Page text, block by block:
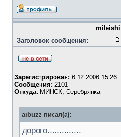
mileishi
Заголовок сообщения:
Зарегистрирован: 6.12.2006 15:26
Сообщения: 2101
Откуда: МИНСК, Серебрянка
arbuzz писал(а):
дорого..............